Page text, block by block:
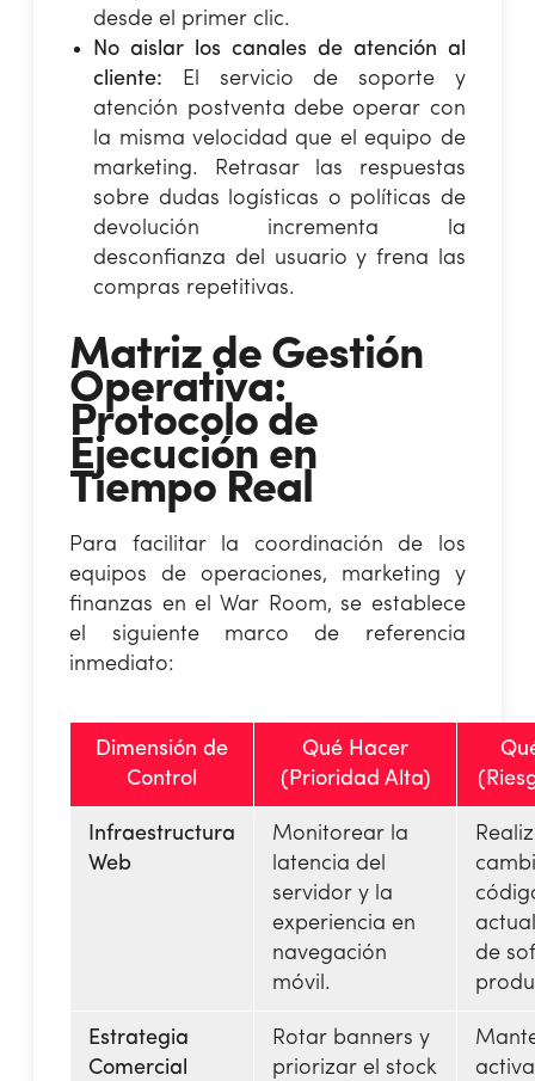
desde el primer clic.
No aislar los canales de atención al
cliente: El servicio de soporte y
atención postventa debe operar con
la misma velocidad que el equipo de
marketing. Retrasar las respuestas
sobre dudas logísticas o políticas de
devolución incrementa la
desconfianza del usuario y frena las
compras repetitivas.
Matriz de Gestión
Operativa:
Protocolo de
Ejecución en
Tiempo Real
Para facilitar la coordinación de los
equipos de operaciones, marketing y
finanzas en el War Room, se establece
el siguiente marco de referencia
inmediato:
Dimensión de
Control
Qué Hacer
(Prioridad Alta)
Infraestructura
Web
Monitorear la
latencia del
servidor y la
experiencia en
navegación
móvil.
de
Estrategia
Comercial
Rotar banners y
priorizar el stock